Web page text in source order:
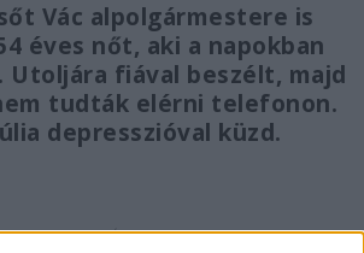
Vác alpolgármestere is
éves nőt, aki a napokban
Utoljára fiával beszélt, majd
tudták elérni telefonon.
depresszióval küzd.